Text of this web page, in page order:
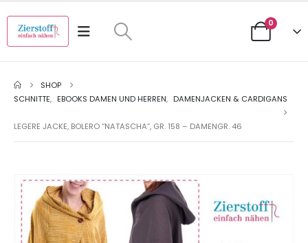
0
SHOP
SCHNITTE, EBOOKS DAMEN UND HERREN, DAMENJACKEN & CARDIGANS
LEGERE JACKE, BOLERO “NATASCHA”, GR. 158 – DAMENGR. 46